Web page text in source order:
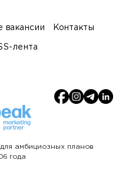
вакансии Контакты
лента
амбициозных планов
года